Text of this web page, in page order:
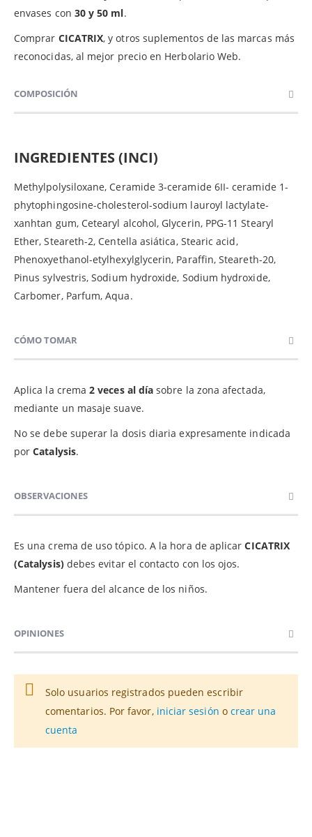
envases con 30 y 50 ml.
Comprar CICATRIX, y otros suplementos de las marcas más
reconocidas, al mejor precio en Herbolario Web.
COMPOSICIÓN
INGREDIENTES (INCI)
Methylpolysiloxane, Ceramide 3-ceramide 6II- ceramide 1-
phytophingosine-cholesterol-sodium lauroyl lactylate-
xanhtan gum, Cetearyl alcohol, Glycerin, PPG-11 Stearyl
Ether, Steareth-2, Centella asiática, Stearic acid,
Phenoxyethanol-etylhexylglycerin, Paraffin, Steareth-20,
Pinus sylvestris, Sodium hydroxide, Sodium hydroxide,
Carbomer, Parfum, Aqua.
CÓMO TOMAR
Aplica la crema2 veces al día sobre la zona afectada,
mediante un masaje suave.
No se debe superar la dosis diaria expresamente indicada
porCatalysis.
OBSERVACIONES
Es una crema de uso tópico. A la hora de aplicarCICATRIX
(Catalysis)debes evitar el contacto con los ojos.
Mantener fuera del alcance de los niños.
OPINIONES
Solo usuarios registrados pueden escribir
comentarios. Por favor, iniciar sesión o crear una
cuenta